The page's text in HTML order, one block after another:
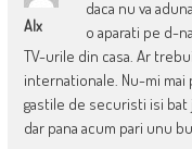
Alx
daca nu va
o aparati pe d-
TV-urile din casa. Ar
internationale. Nu-mi mai
gastile de securisti isi
dar pana acum pari unu